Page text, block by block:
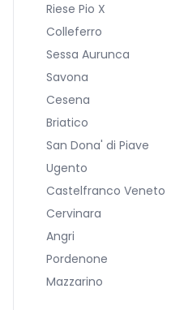
Riese Pio X
Colleferro
Sessa Aurunca
Savona
Cesena
Briatico
San Dona' di Piave
Ugento
Castelfranco Veneto
Cervinara
Angri
Pordenone
Mazzarino